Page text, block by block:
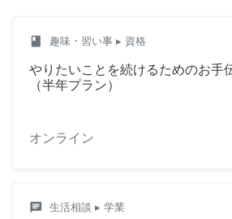
class 趣味・習い事 ▸ 資格
やりたいことを続けるためのお手
（半年プラン）
オンライン
chat 生活相談 ▸ 学業